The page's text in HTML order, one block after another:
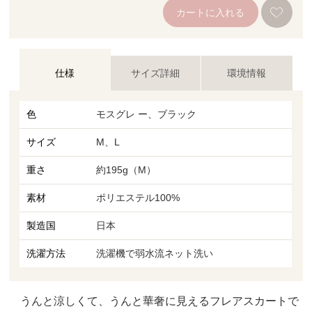
カートに入れる
仕様 サイズ詳細 環境情報
色 モスグレ ー、ブラック
サイズ M、L
重さ 約195g（M）
素材 ポリエステル100%
製造国 日本
洗濯方法 洗濯機で弱水流ネット洗い
うんと涼しくて、うんと華奢に見えるフレアスカートで